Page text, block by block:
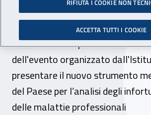
dell’Inail
La diretta andata in onda sulla
Senato della Repubblica in
dell'evento organizzato
presentare il nuovo strumento
del Paese per l’analisi degli
delle malattie professionali
RIFIUTA I COOKIE NON
ACCETTA TUTTI I COOKIE